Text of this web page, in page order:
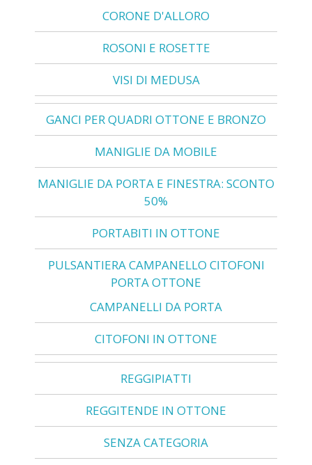
CORONE D'ALLORO
ROSONI E ROSETTE
VISI DI MEDUSA
GANCI PER QUADRI OTTONE E BRONZO
MANIGLIE DA MOBILE
MANIGLIE DA PORTA E FINESTRA: SCONTO
50%
PORTABITI IN OTTONE
PULSANTIERA CAMPANELLO CITOFONI
PORTA OTTONE
CAMPANELLI DA PORTA
CITOFONI IN OTTONE
REGGIPIATTI
REGGITENDE IN OTTONE
SENZA CATEGORIA